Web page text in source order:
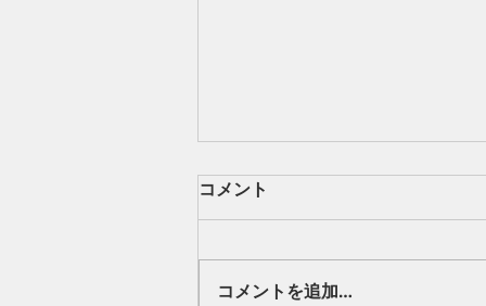
現場。
コメント
コメントを追加…